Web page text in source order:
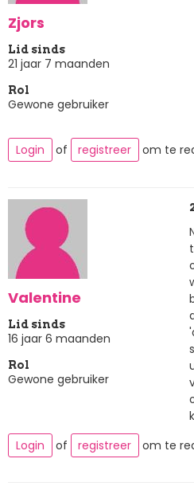
Zjors
Lid sinds
21 jaar 7 maanden
Rol
Gewone gebruiker
Login of registreer om te
Valentine
Lid sinds
16 jaar 6 maanden
Rol
Gewone gebruiker
Login
of registreer om te